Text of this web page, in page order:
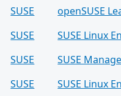
SUSE
openSUSE
SUSE
SUSE Linux
SUSE
SUSE
SUSE
SUSE Linux